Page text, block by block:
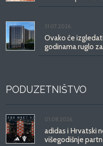
31.07.2026.
Ovako će
godinama ruglo
PODUZETNIŠTVO
01.08.2026.
adidas i Hrvatski
višegodišnje